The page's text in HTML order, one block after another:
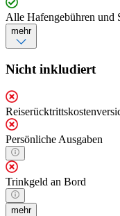
Alle Hafengebühren und
mehr
Nicht inkludiert
Persönliche Ausgaben
Trinkgeld an Bord
mehr